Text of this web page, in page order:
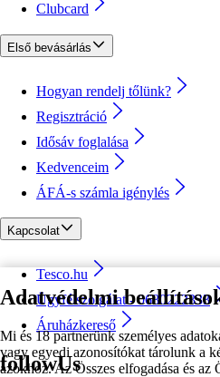
Adatvédelmi
Mi és 18 partnerünk személyes
vagy egyedi azonosítókat tárolunk a
azokhoz. Az Összes elfogadása és az
Clubcard
Első bevásárlás
Hogyan rendelj tőlünk?
Regisztráció
Idősáv foglalása
Kedvenceim
ÁFÁ-s számla igénylés
Kapcsolat
Tesco.hu
Ügyfélszolgálat - 0680222333
Áruházkereső
followUs